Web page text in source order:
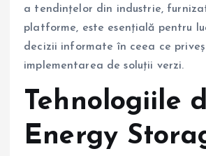
a tendințelor din industrie,
platforme, este esențială pentru
decizii informate în ceea ce
implementarea de soluții verzi.
Tehnologiile
Energy